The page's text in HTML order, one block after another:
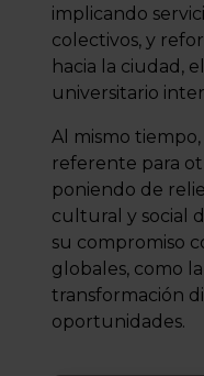
implicando
colectivos, y
hacia la ciudad,
universitario
Al mismo
referente para
poniendo de
cultural y social
su compromiso
globales, como
transformación
oportunidades.